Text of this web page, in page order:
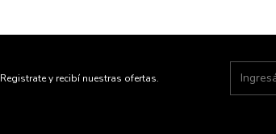
Registrate y recibí nuestras ofertas.